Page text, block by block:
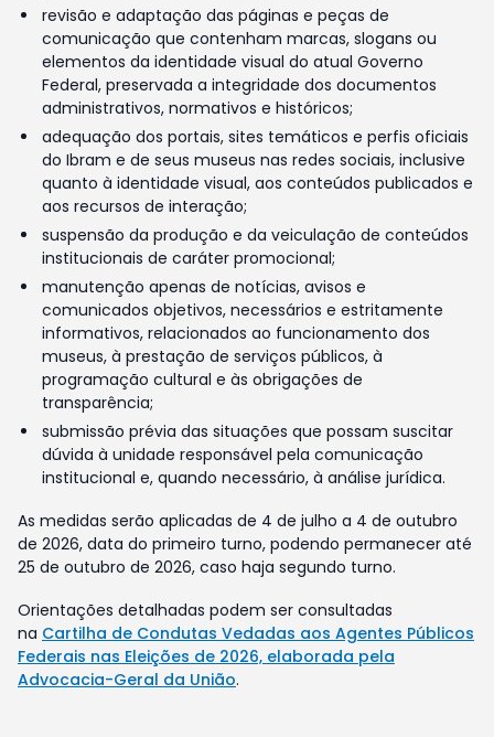
revisão e adaptação das páginas e peças de
comunicação que contenham marcas, slogans ou
elementos da identidade visual do atual Governo
Federal, preservada a integridade dos documentos
administrativos, normativos e históricos;
adequação dos portais, sites temáticos e perfis oficiais
do Ibram e de seus museus nas redes sociais, inclusive
quanto à identidade visual, aos conteúdos publicados e
aos recursos de interação;
suspensão da produção e da veiculação de conteúdos
institucionais de caráter promocional;
manutenção apenas de notícias, avisos e
comunicados objetivos, necessários e estritamente
informativos, relacionados ao funcionamento dos
museus, à prestação de serviços públicos, à
programação cultural e às obrigações de
transparência;
submissão prévia das situações que possam suscitar
dúvida à unidade responsável pela comunicação
institucional e, quando necessário, à análise jurídica.
As medidas serão aplicadas de 4 de julho a 4 de outubro
de 2026, data do primeiro turno, podendo permanecer até
25 de outubro de 2026, caso haja segundo turno.
Orientações detalhadas podem ser consultadas
na Cartilha de Condutas Vedadas aos Agentes Públicos
Federais nas Eleições de 2026, elaborada pela
Advocacia-Geral da União.